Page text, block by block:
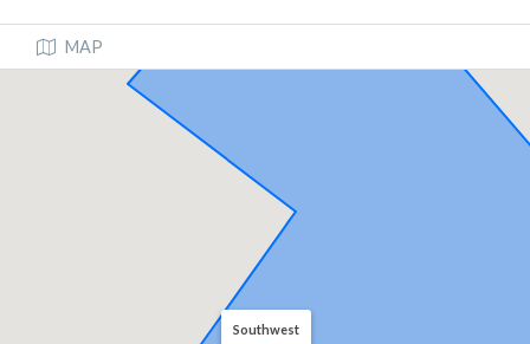
MAP
Southwest